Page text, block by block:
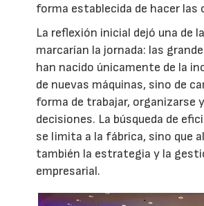
forma establecida de hacer las
La reflexión inicial dejó una de
marcarían la jornada: las
han nacido únicamente de la
de nuevas máquinas, sino de
forma de trabajar, organizarse
decisiones. La búsqueda de
se limita a la fábrica, sino que
también la estrategia y la
empresarial.